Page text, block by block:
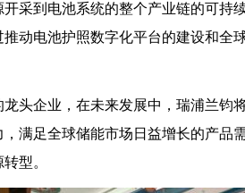
采到电池系统的整个产业链的可持
动电池护照数字化平台的建设和全
头企业，在未来发展中，瑞浦兰钧
满足全球储能市场日益增长的产品
型。